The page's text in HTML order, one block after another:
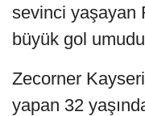
sevinci yaşayan
büyük gol
Zecorner
yapan 32